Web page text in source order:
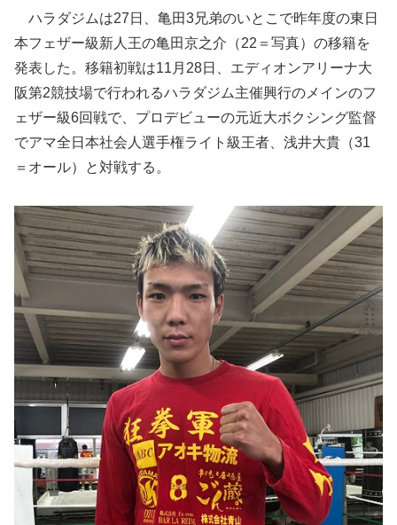
ハラダジムは27日、亀田3兄弟のいとこで昨年度の東日
本フェザー級新人王の亀田京之介（22＝写真）の移籍を
発表した。移籍初戦は11月28日、エディオンアリーナ大
阪第2競技場で行われるハラダジム主催興行のメインのフ
ェザー級6回戦で、プロデビューの元近大ボクシング監督
でアマ全日本社会人選手権ライト級王者、浅井大貴（31
＝オール）と対戦する。